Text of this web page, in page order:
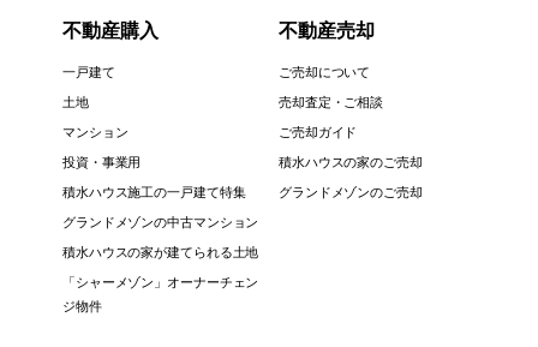
不動産購入
一戸建て
土地
マンション
投資・事業用
積水ハウス施工の一戸建て特集
グランドメゾンの中古マンション
積水ハウスの家が建てられる土地
「シャーメゾン」オーナーチェン
ジ物件
不動産売却
ご売却について
売却査定・ご相談
ご売却ガイド
積水ハウスの家のご売却
グランドメゾンのご売却